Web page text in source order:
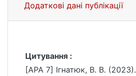
Додаткові дані публікації
Цитування :
[APA 7] Ігнатюк, В. В. (2023).